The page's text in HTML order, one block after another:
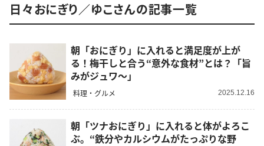
日々おにぎり／ゆこさんの記事一覧
朝「おにぎり」に入れると満足度が上が
る！梅干しと合う“意外な食材”とは？「旨
みがジュワ〜」
料理・グルメ 2025.12.16
朝「ツナおにぎり」に入れると体がよろこ
ぶ。“鉄分やカルシウムがたっぷりな野